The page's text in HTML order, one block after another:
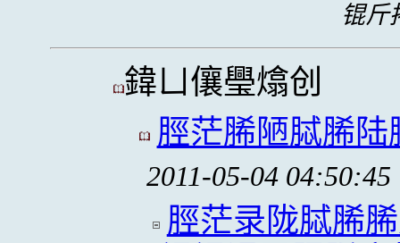
锟斤
鍏ㄩ儴璺熻创
脛茫脪陋脦脪陆
2011-05-04 04:50:45
脛茫录陇脦脪